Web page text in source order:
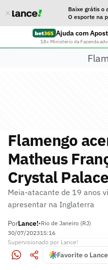
Baixe grátis o
O esporte na
Ajuda com
18+ Ministério da Fazenda
Flamengo
Matheus
Crystal
Meia-atacante de 19 anos
apresentar na Inglaterra
PorLance!•Rio de Janeiro (RJ)
30/07/202315:16
Supervisionado por Lance!
Favorite o